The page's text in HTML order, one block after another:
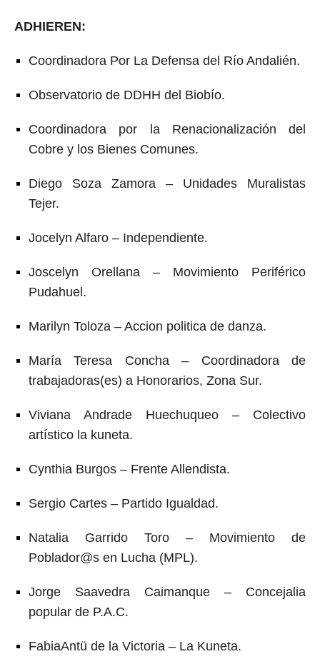
ADHIEREN:
Coordinadora Por La Defensa del Río Andalién.
Observatorio de DDHH del Biobío.
Coordinadora por la Renacionalización del
Cobre y los Bienes Comunes.
Diego Soza Zamora – Unidades Muralistas
Tejer.
Jocelyn Alfaro – Independiente.
Joscelyn Orellana – Movimiento Periférico
Pudahuel.
Marilyn Toloza – Accion politica de danza.
María Teresa Concha – Coordinadora de
trabajadoras(es) a Honorarios, Zona Sur.
Viviana Andrade Huechuqueo – Colectivo
artístico la kuneta.
Cynthia Burgos – Frente Allendista.
Sergio Cartes – Partido Igualdad.
Natalia Garrido Toro – Movimiento de
Poblador@s en Lucha (MPL).
Jorge Saavedra Caimanque – Concejalia
popular de P.A.C.
FabiaAntü de la Victoria – La Kuneta.